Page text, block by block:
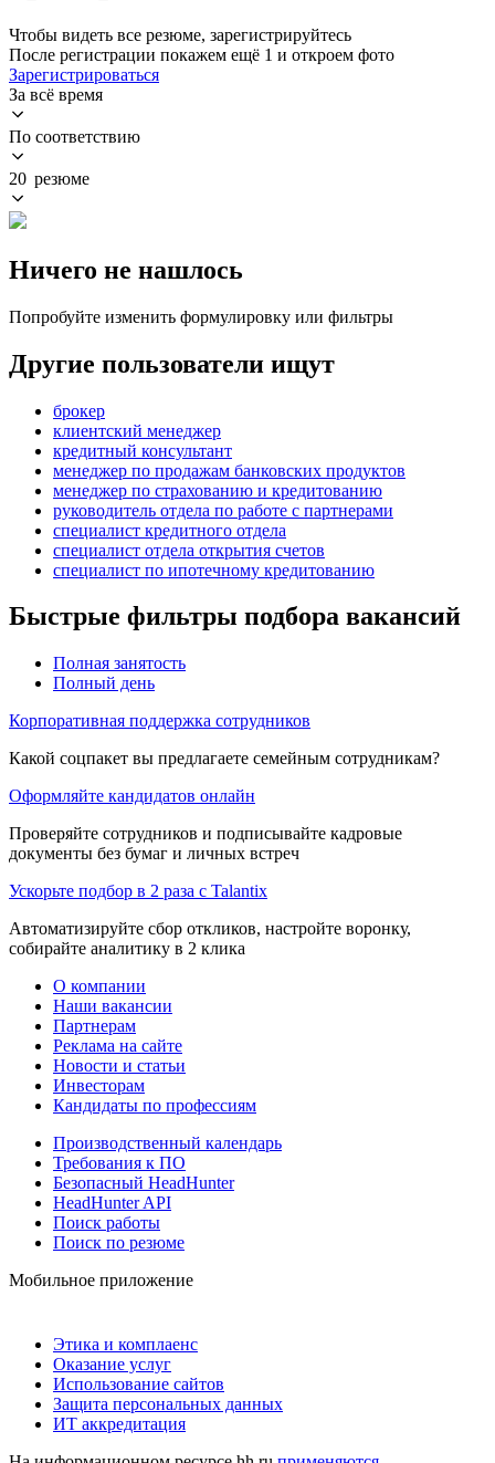
Чтобы видеть все резюме, зарегистрируйтесь
После регистрации покажем ещё 1 и откроем фото
Зарегистрироваться
За всё время
По соответствию
20 резюме
Ничего не нашлось
Попробуйте изменить формулировку или фильтры
Другие пользователи ищут
брокер
клиентский менеджер
кредитный консультант
менеджер по продажам банковских продуктов
менеджер по страхованию и кредитованию
руководитель отдела по работе с партнерами
специалист кредитного отдела
специалист отдела открытия счетов
специалист по ипотечному кредитованию
Быстрые фильтры подбора вакансий
Полная занятость
Полный день
Корпоративная поддержка сотрудников
Какой соцпакет вы предлагаете семейным сотрудникам?
Оформляйте кандидатов онлайн
Проверяйте сотрудников и подписывайте кадровые
документы без бумаг и личных встреч
Ускорьте подбор в 2 раза с Talantix
Автоматизируйте сбор откликов, настройте воронку,
собирайте аналитику в 2 клика
О компании
Наши вакансии
Партнерам
Реклама на сайте
Новости и статьи
Инвесторам
Кандидаты по профессиям
Производственный календарь
Требования к ПО
Безопасный HeadHunter
HeadHunter API
Поиск работы
Поиск по резюме
Мобильное приложение
Этика и комплаенс
Оказание услуг
Использование сайтов
Защита персональных данных
ИТ аккредитация